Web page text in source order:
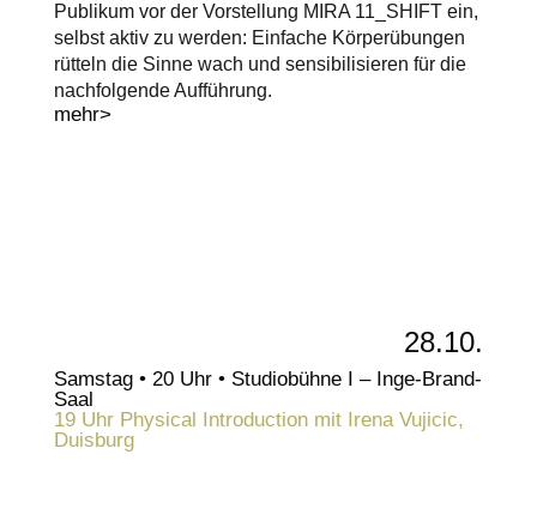
Publikum vor der Vorstellung MIRA 11_SHIFT ein,
selbst aktiv zu werden: Einfache Körperübungen
rütteln die Sinne wach und sensibilisieren für die
nachfolgende Aufführung.
mehr>
28.10.
Samstag • 20 Uhr • Studiobühne I – Inge-Brand-
Saal
19 Uhr Physical Introduction mit Irena Vujicic,
Duisburg